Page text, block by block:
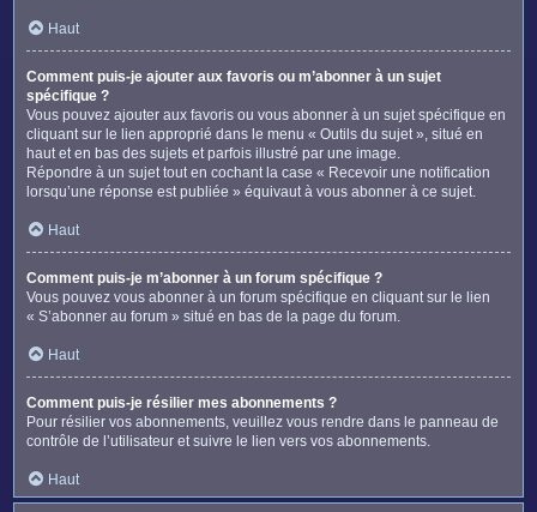
Haut
Comment puis-je ajouter aux favoris ou m’abonner à un sujet
spécifique ?
Vous pouvez ajouter aux favoris ou vous abonner à un sujet spécifique en
cliquant sur le lien approprié dans le menu « Outils du sujet », situé en
haut et en bas des sujets et parfois illustré par une image.
Répondre à un sujet tout en cochant la case « Recevoir une notification
lorsqu’une réponse est publiée » équivaut à vous abonner à ce sujet.
Haut
Comment puis-je m’abonner à un forum spécifique ?
Vous pouvez vous abonner à un forum spécifique en cliquant sur le lien
« S’abonner au forum » situé en bas de la page du forum.
Haut
Comment puis-je résilier mes abonnements ?
Pour résilier vos abonnements, veuillez vous rendre dans le panneau de
contrôle de l’utilisateur et suivre le lien vers vos abonnements.
Haut